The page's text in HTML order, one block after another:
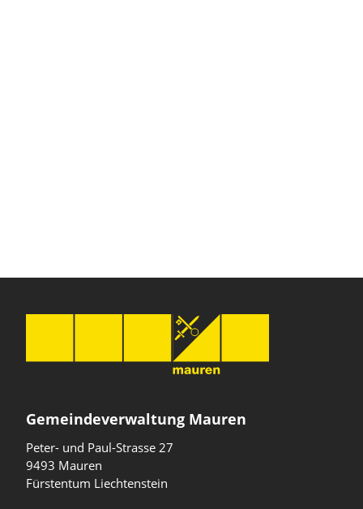
Gemeindeverwaltung Mauren
Peter- und Paul-Strasse 27
9493 Mauren
Fürstentum Liechtenstein